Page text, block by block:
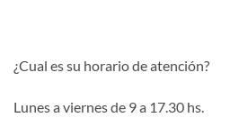
¿Cual es su horario de atención?
Lunes a viernes de 9 a 17.30 hs.